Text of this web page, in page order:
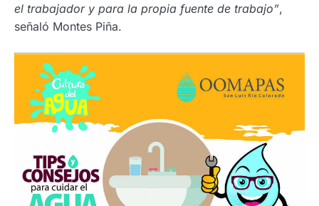
el trabajador y para la propia fuente de trabajo”,
señaló Montes Piña.